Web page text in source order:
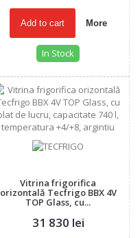
Add to cart More
In Stock
Vitrina frigorifica
orizontală Tecfrigo BBX 4V
TOP Glass, cu...
31 830 lei